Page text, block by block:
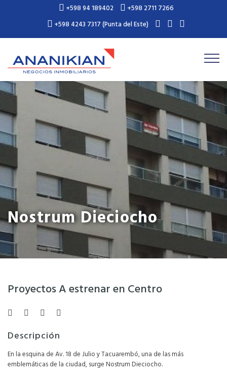
+598 94 189402
+598 2711 7266
+598 4243 7317 (Punta del Este)
Nostrum Dieciocho
Proyectos A estrenar en Centro
Descripción
En la esquina de Av. 18 de Julio y Tacuarembó, una de las más
emblemáticas de la ciudad, surge Nostrum Dieciocho.